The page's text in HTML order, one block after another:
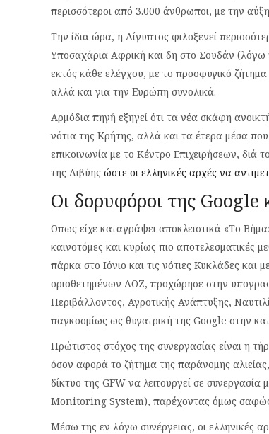
περισσότεροι από 3.000 άνθρωποι, με την
Την ίδια ώρα, η Αίγυπτος φιλοξενεί
Υποσαχάρια Αφρική και δη στο Σουδάν (λόγω
εκτός κάθε ελέγχου, με το προσφυγικό
αλλά και για την Ευρώπη συνολικά.
Αρμόδια πηγή εξηγεί ότι τα νέα σκάφη
νότια της Κρήτης, αλλά και τα έτερα μέσα
επικοινωνία με το Κέντρο Επιχειρήσεων, διά
της Λιβύης ώστε οι ελληνικές αρχές να
Οι δορυφόροι της
Οπως είχε καταγράψει αποκλειστικά «Το
καινοτόμες και κυρίως πιο
πάρκα στο Ιόνιο και τις νότιες Κυκλάδες
οριοθετημένων ΑΟΖ, προχώρησε στην
Περιβάλλοντος, Αγροτικής Ανάπτυξης,
παγκοσμίως ως θυγατρική της Google στην
Πρώτιστος στόχος της συνεργασίας είναι η
όσον αφορά το ζήτημα της παράνομης
δίκτυο της GFW να λειτουργεί σε
Monitoring System), παρέχοντας όμως σαφώς
Μέσω της εν λόγω συνέργειας, οι ελληνικές